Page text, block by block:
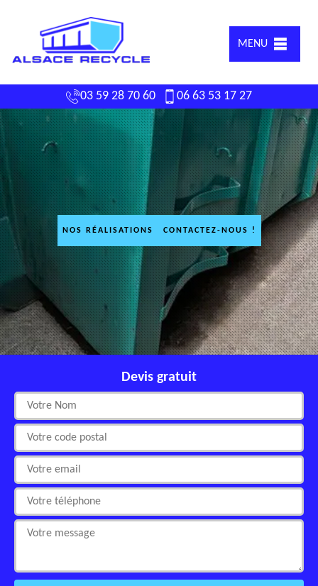
MENU
03 59 28 70 60 06 63 53 17 27
NOS RÉALISATIONS CONTACTEZ-NOUS !
Devis gratuit